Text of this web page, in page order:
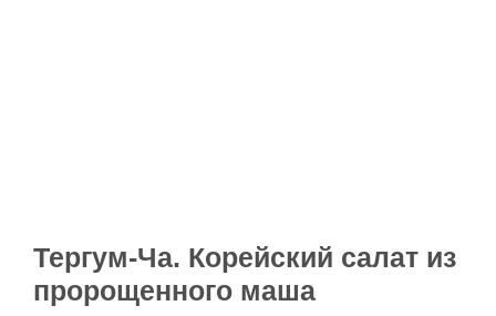
Тергум-Ча. Корейский салат из
пророщенного маша